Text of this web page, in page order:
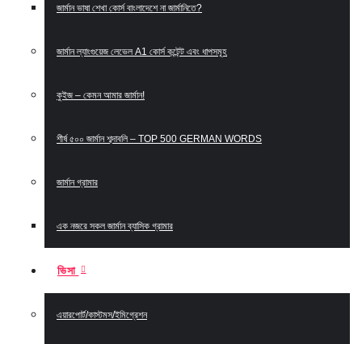
জার্মান ভাষা শেখা কোর্স বাংলাদেশে না জার্মানিতে?
জার্মান ল্যাংগুয়েজ লেভেল A1 কোর্স কন্টেন্ট এবং ধাপসমূহ
কুইজ – কেমন আমার জার্মান!
শীর্ষ ৫০০ জার্মান শব্দাবলি – TOP 500 GERMAN WORDS
জার্মান গ্রামার
এক নজরে সকল জার্মান ব্যাসিক গ্রামার
ভিসা
এয়ারপোর্ট/কাস্টমস/ইমিগ্রেশন